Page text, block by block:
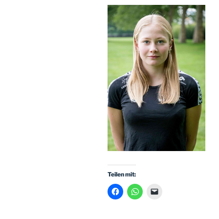
Teilen mit: